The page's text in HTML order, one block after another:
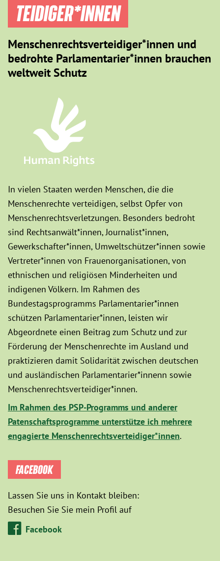
TEIDIGER­*INNEN
Menschenrechtsverteidiger*innen und
bedrohte Parlamentarier*innen brauchen
weltweit Schutz
In vielen Staaten werden Menschen, die die
Menschenrechte verteidigen, selbst Opfer von
Menschenrechtsverletzungen. Besonders bedroht
sind Rechtsanwält*innen, Journalist*innen,
Gewerkschafter*innen, Umweltschützer*innen sowie
Vertreter*innen von Frauenorganisationen, von
ethnischen und religiösen Minderheiten und
indigenen Völkern. Im Rahmen des
Bundestagsprogramms Parlamentarier*innen
schützen Parlamentarier*innen, leisten wir
Abgeordnete einen Beitrag zum Schutz und zur
Förderung der Menschenrechte im Ausland und
praktizieren damit Solidarität zwischen deutschen
und ausländischen Parlamentarier*innenn sowie
Menschenrechtsverteidiger*innen.
Im Rahmen des PSP-Programms und anderer
Patenschaftsprogramme unterstütze ich mehrere
engagierte Menschenrechtsverteidiger*innen.
FACEBOOK
Lassen Sie uns in Kontakt bleiben:
Besuchen Sie Sie mein Profil auf
Facebook